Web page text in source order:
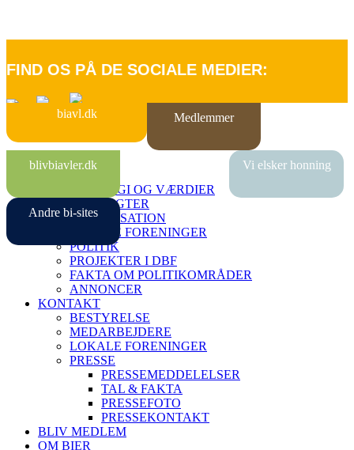
FIND OS PÅ DE SOCIALE MEDIER:
biavl.dk Medlemmer
blivbiavler.dk Vi elsker honning
Andre bi-sites
FORSIDE
STRATEGI OG VÆRDIER
VEDTÆGTER
ORGANISATION
LOKALE FORENINGER
POLITIK
PROJEKTER I DBF
FAKTA OM POLITIKOMRÅDER
ANNONCER
KONTAKT
BESTYRELSE
MEDARBEJDERE
LOKALE FORENINGER
PRESSE
PRESSEMEDDELELSER
TAL & FAKTA
PRESSEFOTO
PRESSEKONTAKT
BLIV MEDLEM
OM BIER